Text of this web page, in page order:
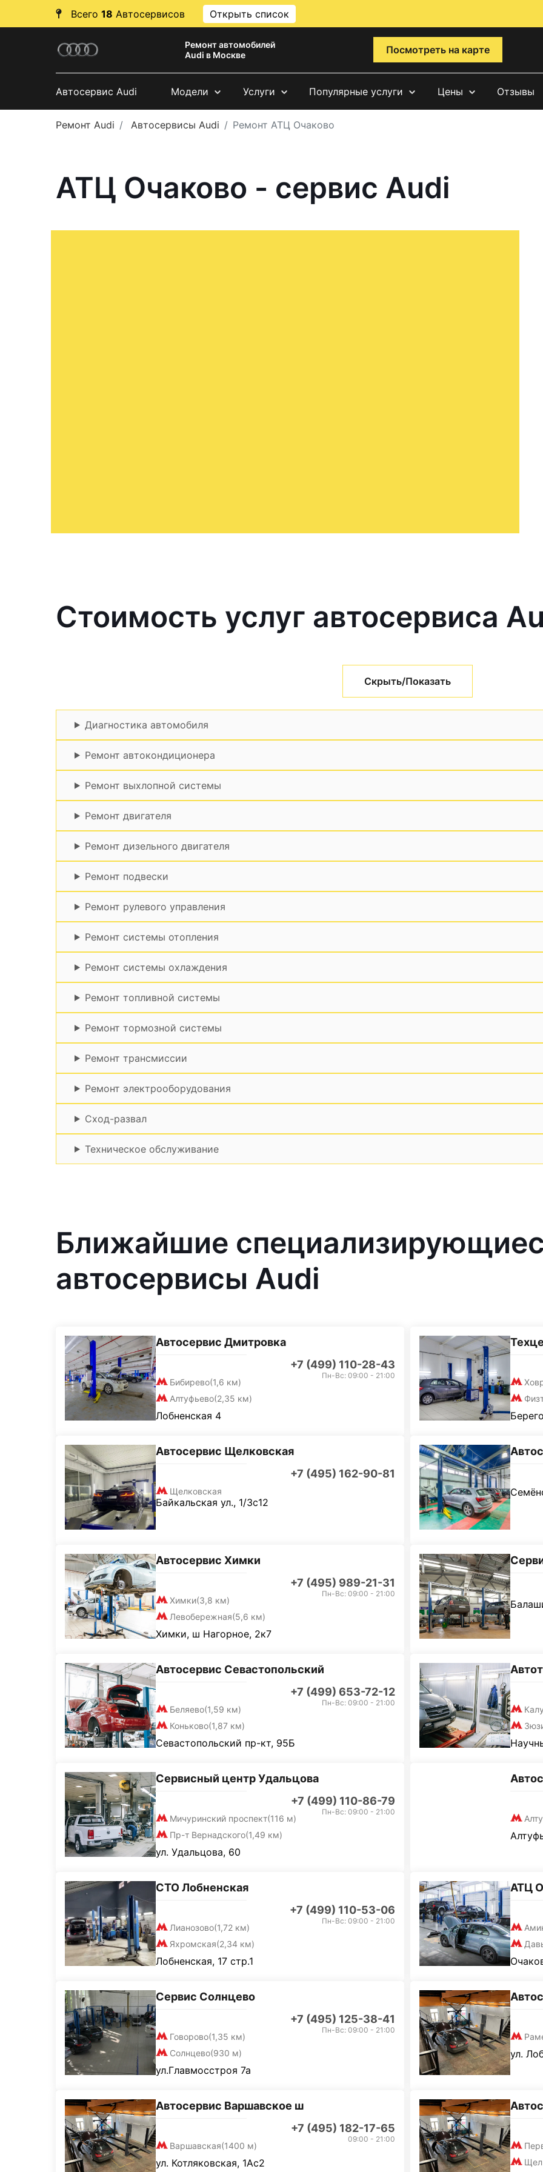
Всего 18 Автосервисов Открыть список
Ремонт автомобилей
Audi в Москве
Посмотреть на карте
Автосервис Audi Модели Услуги Популярные услуги Цены Отзывы
Ремонт Audi Автосервисы Audi Ремонт АТЦ Очаково
АТЦ Очаково - сервис Audi
Стоимость услуг автосервиса
Скрыть/Показать
Диагностика автомобиля
Ремонт автокондиционера
Ремонт выхлопной системы
Ремонт двигателя
Ремонт дизельного двигателя
Ремонт подвески
Ремонт рулевого управления
Ремонт системы отопления
Ремонт системы охлаждения
Ремонт топливной системы
Ремонт тормозной системы
Ремонт трансмиссии
Ремонт электрооборудования
Сход-развал
Техническое обслуживание
Ближайшие
автосервисы Audi
Автосервис Дмитровка
+7 (499) 110-28-43
Бибирево(1,6 км)
Алтуфьево(2,35 км)
Пн-Вс: 09:00 - 21:00
Лобненская 4
Автосервис Щелковская
+7 (495) 162-90-81
Щелковская
Байкальская ул., 1/3с12
Автосервис Химки
+7 (495) 989-21-31
Химки(3,8 км)
Левобережная(5,6 км)
Пн-Вс: 09:00 - 21:00
Химки, ш Нагорное, 2к7
Автосервис Севастопольский
+7 (499) 653-72-12
Беляево(1,59 км)
Коньково(1,87 км)
Пн-Вс: 09:00 - 21:00
Севастопольский пр-кт, 95Б
Сервисный центр Удальцова
+7 (499) 110-86-79
Мичуринский проспект(116 м)
Пр-т Вернадского(1,49 км)
Пн-Вс: 09:00 - 21:00
ул. Удальцова, 60
СТО Лобненская
+7 (499) 110-53-06
Лианозово(1,72 км)
Яхромская(2,34 км)
Пн-Вс: 09:00 - 21:00
Лобненская, 17 стр.1
АТЦ
Сервис Солнцево
+7 (495) 125-38-41
Говорово(1,35 км)
Солнцево(930 м)
Пн-Вс: 09:00 - 21:00
ул.Главмосстроя 7а
ул.
Автосервис Варшавское ш
+7 (495) 182-17-65
Варшавская(1400 м)
09:00 - 21:00
ул. Котляковская, 1Ас2